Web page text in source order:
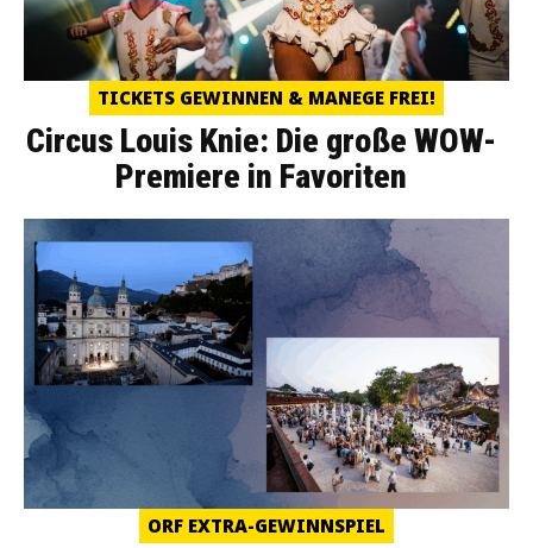
TICKETS GEWINNEN & MANEGE FREI!
Circus Louis Knie: Die große WOW-
Premiere in Favoriten
ORF EXTRA-GEWINNSPIEL